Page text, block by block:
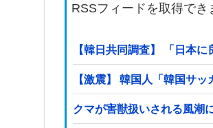
RSSフィードを取得でき
【韓日共同調査】 「日本
【激震】 韓国人「韓国サ
クマが害獣扱いされる風潮